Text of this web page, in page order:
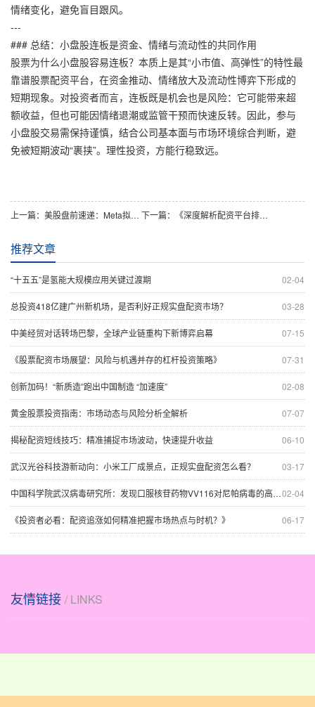
情绪变化，避免盲目跟风。
---
### 总结：小盘股连板是资金、情绪与流动性的共同作用
股票为什么小盘股容易连板？本质上是其“小市值、高弹性”的特性最
靠谱股票配资平台，在资金推动、情绪放大及流动性博弈下形成的
短期现象。对投资者而言，连板既是机会也是风险：它可能带来超
额收益，但也可能因情绪退潮或监管干预而快速反转。因此，参与
小盘股交易需保持谨慎，结合公司基本面与市场环境综合判断，避
免被短期波动“裹挟”。理性投资，方能行稳致远。
上一篇： 美股盘前速递：Meta拟售AI算力 美国解除Anthropic模型出口管控 下一篇： 《深度解析配资平台排行榜：从资金安全到收益能力全维度测评》
推荐文章
02-04
“十五五”是氢能大规模应用关键过渡期
03-28
总投资418亿建广州新机场，是否利好正规实盘配资市场？
07-15
中美经贸对话转场巴黎，全球产业链重构下新博弈启幕
07-31
《股票配资市场展望：风险与机遇并存的杠杆投资策略》
02-08
创新加码！“新质造”跑出中国制造 “加速度”
07-07
黄金股票投资指南：市场动态与风险分析全解析
06-10
揭秘配资短线技巧：精准捕捉市场波动，快速提升收益
03-17
武汉光谷科技游新动向：小米工厂成景点，正规实盘配资怎么看？
02-04
中国科学院武汉病毒研究所：发现口服核苷药物VV116对尼帕病毒的高效抑制活性
06-17
《投资者必看：配资追涨如何精准把握市场热点与时机？》
友情链接 / LINKS